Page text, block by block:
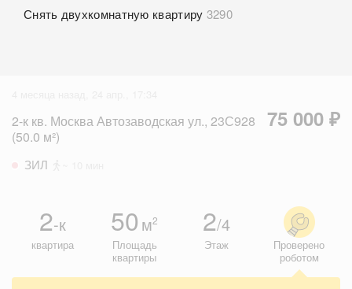
Снять двухкомнатную квартиру 3290
2-к кв. Москва Автозаводская ул., 23С928
(50.0 м²)
75 000 ₽
ЗИЛ
2-к
квартира
50 м2
Площадь
квартиры
2/4
Этаж
Проверено
роботом